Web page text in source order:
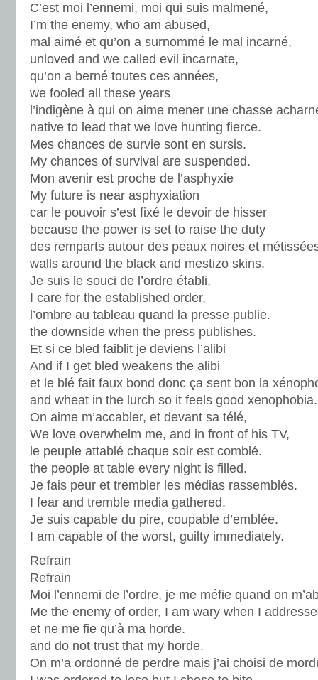
C’est moi l’ennemi, moi qui suis malmené,
I’m the enemy, who am abused,
mal aimé et qu’on a surnommé le mal incarné,
unloved and we called evil incarnate,
qu’on a berné toutes ces années,
we fooled all these years
l’indigène à qui on aime mener une chasse
native to lead that we love hunting fierce.
Mes chances de survie sont en sursis.
My chances of survival are suspended.
Mon avenir est proche de l’asphyxie
My future is near asphyxiation
car le pouvoir s’est fixé le devoir de hisser
because the power is set to raise the duty
des remparts autour des peaux noires et
walls around the black and mestizo skins.
Je suis le souci de l’ordre établi,
I care for the established order,
l’ombre au tableau quand la presse publie.
the downside when the press publishes.
Et si ce bled faiblit je deviens l’alibi
And if I get bled weakens the alibi
et le blé fait faux bond donc ça sent bon la
and wheat in the lurch so it feels good xenophobia.
On aime m’accabler, et devant sa télé,
We love overwhelm me, and in front of his TV,
le peuple attablé chaque soir est comblé.
the people at table every night is filled.
Je fais peur et trembler les médias rassemblés.
I fear and tremble media gathered.
Je suis capable du pire, coupable d’emblée.
I am capable of the worst, guilty immediately.
Refrain
Refrain
Moi l’ennemi de l’ordre, je me méfie quand on
Me the enemy of order, I am wary when I
et ne me fie qu’à ma horde.
and do not trust that my horde.
On m’a ordonné de perdre mais j’ai choisi de